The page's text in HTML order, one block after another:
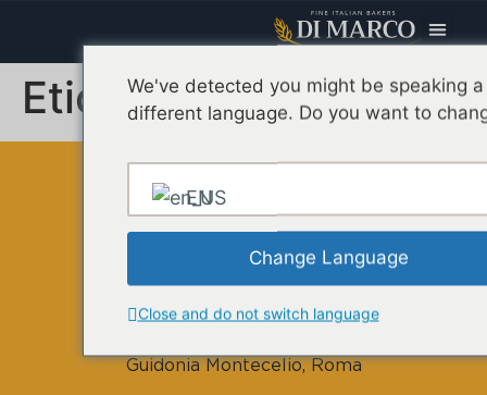
Etichetta:+ Fibre
Guidonia Montecelio, Roma
We've detected you might be speaking a
different language. Do you want to
EN
Change Language
Close and do not switch language